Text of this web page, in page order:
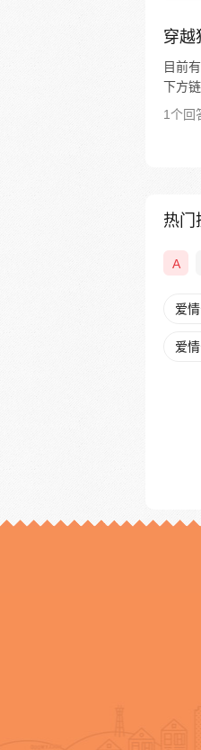
穿越
目前
下方
1个回
热门
A
爱
爱